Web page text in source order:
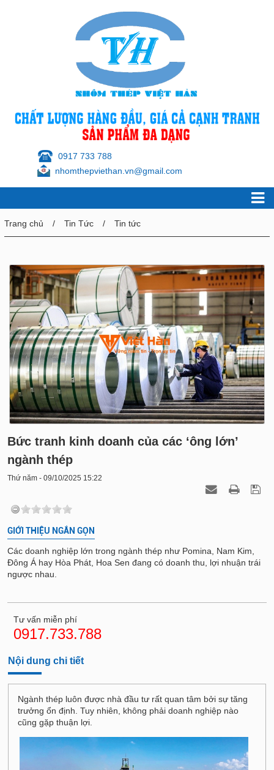
0917 733 788
nhomthepviethan.vn@gmail.com
Trang chủ Tin Tức Tin tức
Bức tranh kinh doanh của các ‘ông lớn’
ngành thép
Thứ năm - 09/10/2025 15:22
GIỚI THIỆU NGẮN GỌN
Các doanh nghiệp lớn trong ngành thép như Pomina, Nam Kim,
Đông Á hay Hòa Phát, Hoa Sen đang có doanh thu, lợi nhuận trái
ngược nhau.
Tư vấn miễn phí
0917.733.788
Nội dung chi tiết
Ngành thép luôn được nhà đầu tư rất quan tâm bởi sự tăng
trưởng ổn định. Tuy nhiên, không phải doanh nghiệp nào
cũng gặp thuận lợi.